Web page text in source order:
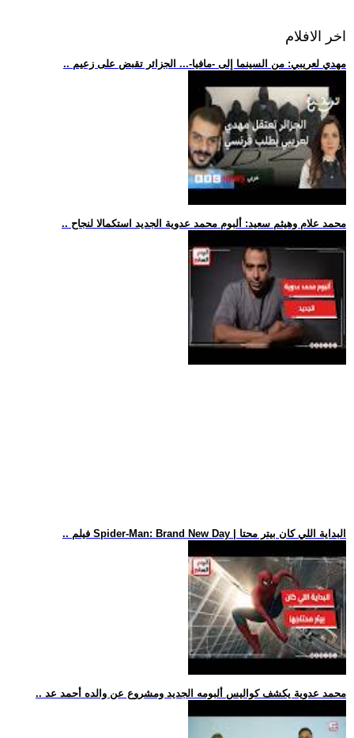
اخر الافلام
.. مهدي لعريبي: من السينما إلى -مافيا-... الجزائر تقبض على زعيم
.. محمد علام وهيثم سعيد: ألبوم محمد عدوية الجديد استكمالا لنجاح
.. فيلم Spider-Man: Brand New Day | البداية اللي كان بيتر محتا
.. محمد عدوية يكشف كواليس ألبومه الجديد ومشروع عن والده أحمد عد